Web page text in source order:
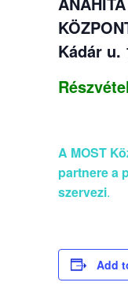
Kádár u.
A MOST
partnere a
szervezi.
Add